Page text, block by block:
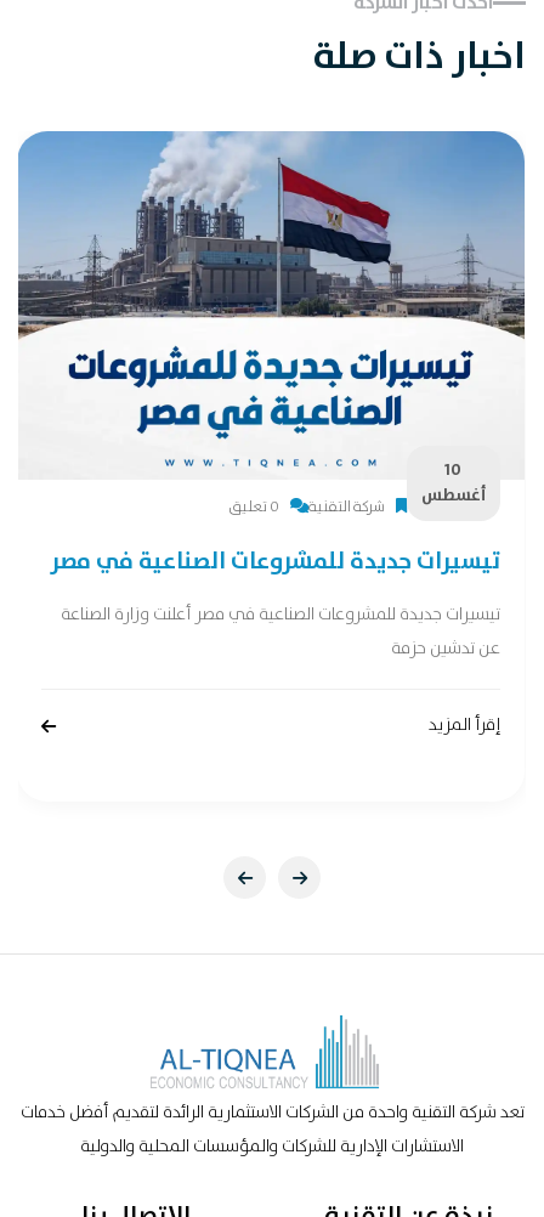
اخبار ذات صلة
10
أغسطس
شركة التقنية 0 تعليق
تيسيرات جديدة للمشروعات الصناعية في مصر
تيسيرات جديدة للمشروعات الصناعية في مصر أعلنت وزارة الصناعة
عن تدشين حزمة
إقرأ المزيد
تعد شركة التقنية واحدة من الشركات الاستثمارية الرائدة لتقديم أفضل خدمات
الاستشارات الإدارية للشركات والمؤسسات المحلية والدولية